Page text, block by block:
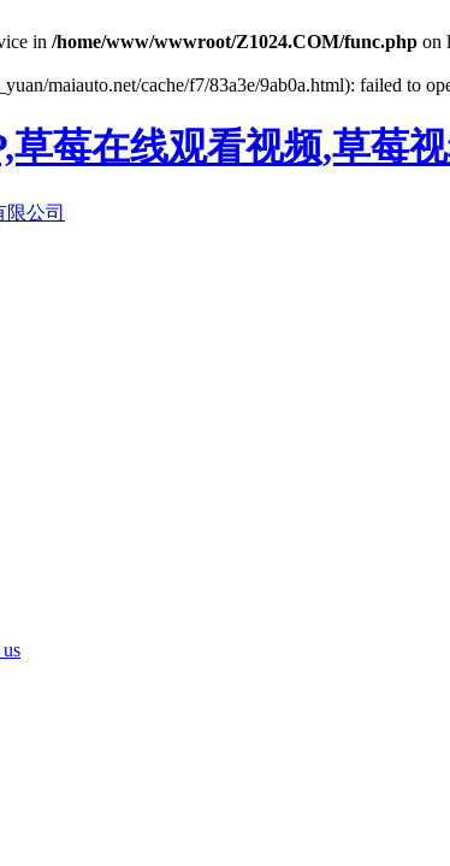
in /home/www/wwwroot/Z1024.COM/func.php on
maiauto.net/cache/f7/83a3e/9ab0a.html): failed to
草莓在线观看视频,草莓
公司